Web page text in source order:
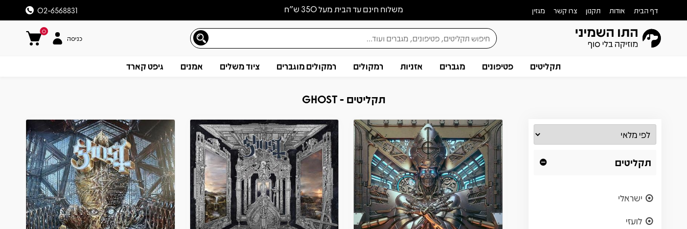
משלוח חינם עד הבית מעל 350 ש״ח דף הבית אודות תקנון צרו קשר מגזין 02-6568831
0
כניסה
תקליטים פטיפונים מגברים אזניות רמקולים רמקולים מוגברים ציוד משלים אמנים גיפט קארד
תקליטים - GHOST
תקליטים
ישראלי
לועזי